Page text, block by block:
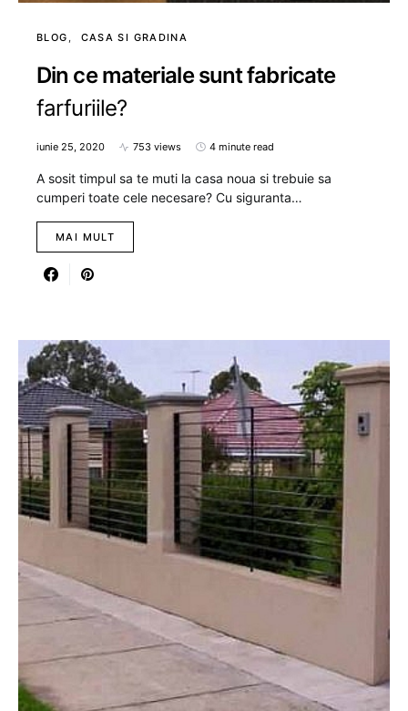
BLOG CASA SI GRADINA
Din ce materiale sunt fabricate
farfuriile?
iunie 25, 2020 753 views 4 minute read
A sosit timpul sa te muti la casa noua si trebuie sa
cumperi toate cele necesare? Cu siguranta…
MAI MULT